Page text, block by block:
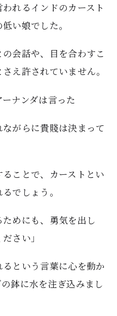
れるインドのカースト
い娘でした。
会話や、目を合わすこ
え許されていません。
ナンダは言った
ながらに貴賤は決まって
ことで、カーストとい
でしょう。
めにも、勇気を出し
さい」
という言葉に心を動か
鉢に水を注ぎ込みまし